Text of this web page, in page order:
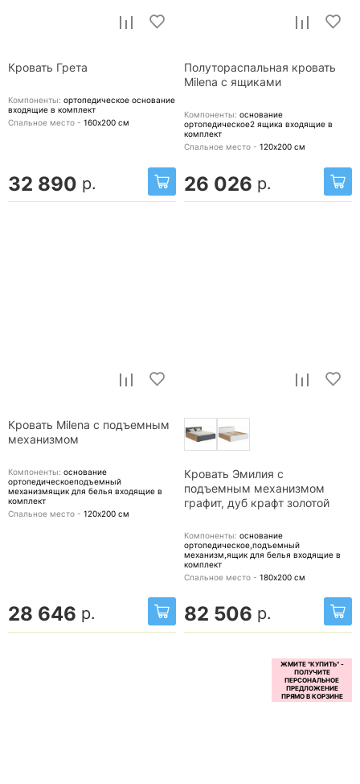
Кровать Грета
Компоненты: ортопедическое основание
входящие в комплект
Спальное место - 160х200 см
32 890 р.
Полутораспальная кровать
Milena с ящиками
Компоненты: основание
ортопедическое2 ящика входящие в
комплект
Спальное место - 120х200 см
26 026 р.
Кровать Milena с подъемным
механизмом
Компоненты: основание
ортопедическоеподъемный
механизмящик для белья входящие в
комплект
Спальное место - 120х200 см
28 646 р.
Кровать Эмилия с
подъемным механизмом
графит, дуб крафт золотой
Компоненты: основание
ортопедическое,подъемный
механизм,ящик для белья входящие в
комплект
Спальное место - 180х200 см
82 506 р.